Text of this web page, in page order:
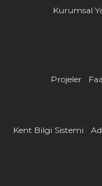
Kurumsal
Projeler
Kent Bilgi Sistemi